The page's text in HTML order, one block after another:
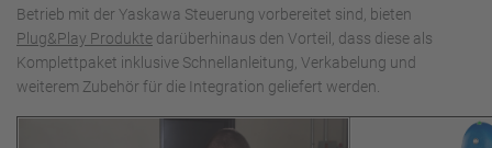
Betrieb mit der Yaskawa Steuerung vorbereitet sind, bieten
Plug&Play Produkte darüberhinaus den Vorteil, dass diese als
Komplettpaket inklusive Schnellanleitung, Verkabelung und
weiterem Zubehör für die Integration geliefert werden.